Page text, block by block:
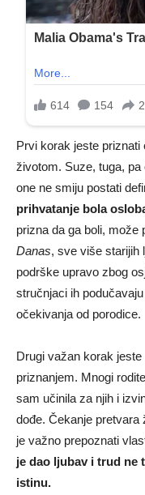
Prvi korak jeste priznati
životom. Suze, tuga,
one ne smiju postati
prihvatanje bola
prizna da ga boli, može
Danas, sve više starijih
podrške upravo zbog
stručnjaci ih
očekivanja od porodice.
Drugi važan korak
priznanjem. Mnogi
sam učinila za njih i
dođe. Čekanje pretvara
je važno prepoznati
je dao ljubav i trud ne
istinu.